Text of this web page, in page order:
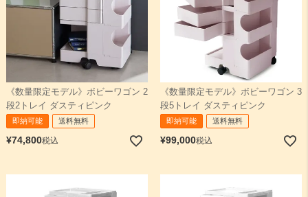
《数量限定モデル》ボビーワゴン 2
段2トレイ ダスティピンク
即納可能 送料無料
¥74,800税込
《数量限定モデル》ボビーワゴン 3
段5トレイ ダスティピンク
即納可能 送料無料
¥99,000税込